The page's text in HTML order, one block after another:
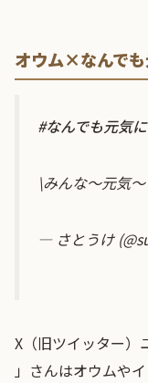
オウム×なんで
#なんでも元気
\みんな〜元気
— さとうけ
X（旧ツイッター
」さんはオウムや